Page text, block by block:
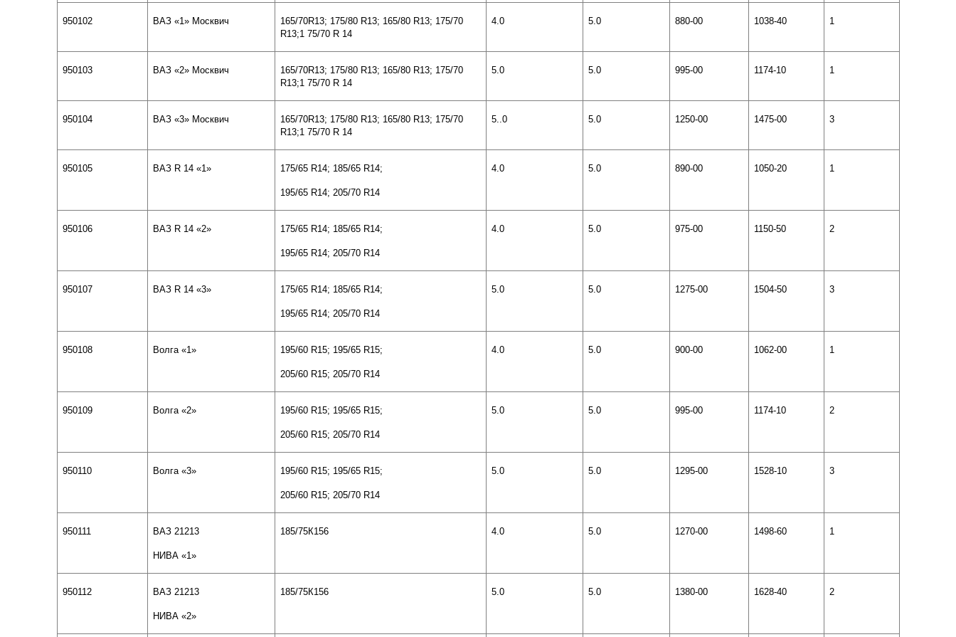
950102 ВАЗ «1» Москвич 165/70R13; 175/80 R13; 165/80 R13; 175/70
R13;1 75/70 R 14
4.0 5.0 880-00 1038-40 1
950103 ВАЗ «2» Москвич 165/70R13; 175/80 R13; 165/80 R13; 175/70
R13;1 75/70 R 14
5.0 5.0 995-00 1174-10 1
950104 ВАЗ «3» Москвич 165/70R13; 175/80 R13; 165/80 R13; 175/70
R13;1 75/70 R 14
5..0 5.0 1250-00 1475-00 3
950105 ВАЗ R 14 «1» 175/65 R14; 185/65 R14;
195/65 R14; 205/70 R14
4.0 5.0 890-00 1050-20 1
950106 ВАЗ R 14 «2» 175/65 R14; 185/65 R14;
195/65 R14; 205/70 R14
4.0 5.0 975-00 1150-50 2
950107 ВАЗ R 14 «3» 175/65 R14; 185/65 R14;
195/65 R14; 205/70 R14
5.0 5.0 1275-00 1504-50 3
950108 Волга «1» 195/60 R15; 195/65 R15;
205/60 R15; 205/70 R14
4.0 5.0 900-00 1062-00 1
950109 Волга «2» 195/60 R15; 195/65 R15;
205/60 R15; 205/70 R14
5.0 5.0 995-00 1174-10 2
950110 Волга «3» 195/60 R15; 195/65 R15;
205/60 R15; 205/70 R14
5.0 5.0 1295-00 1528-10 3
950111 ВАЗ 21213
НИВА «1»
185/75К156 4.0 5.0 1270-00 1498-60 1
950112 ВАЗ 21213
НИВА «2»
185/75К156 5.0 5.0 1380-00 1628-40 2